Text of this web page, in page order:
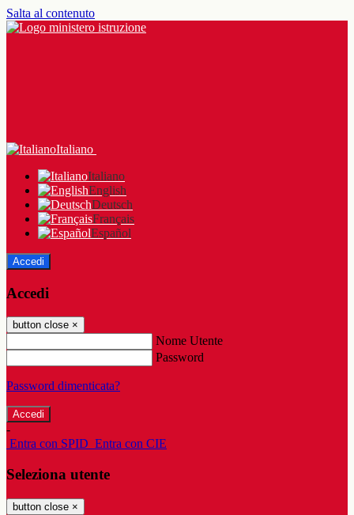
Salta al contenuto
Italiano
Italiano
English
Deutsch
Français
Español
Accedi
Accedi
button close ×
Nome Utente
Password
Password dimenticata?
-
Entra con SPID Entra con CIE
Seleziona utente
button close ×